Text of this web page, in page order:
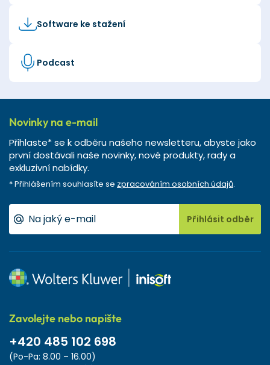
Software ke stažení
Podcast
Novinky na e-mail
Přihlaste* se k odběru našeho newsletteru, abyste jako
první dostávali naše novinky, nové produkty, rady a
exkluzivní nabídky.
* Přihlášením souhlasíte se zpracováním osobních údajů.
Přihlásit odběr
Zavolejte nebo napište
+420 485 102 698
(Po-Pa: 8.00 – 16.00)